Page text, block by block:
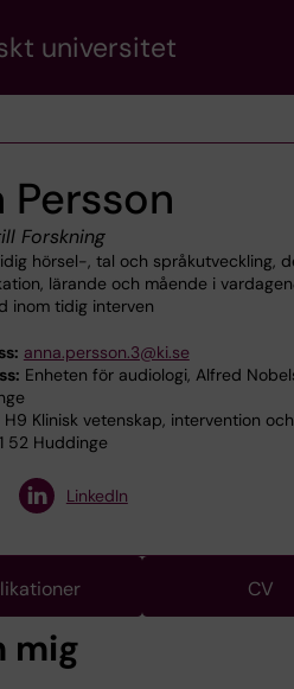
universitet
Persson
Forskning
hörsel-, tal och språkutveckling,
lärande och mående i
inom tidig interven
anna.persson.3@ki.se
Enheten för audiologi, Alfred
H9 Klinisk vetenskap, intervention
52 Huddinge
LinkedIn
CV
mig